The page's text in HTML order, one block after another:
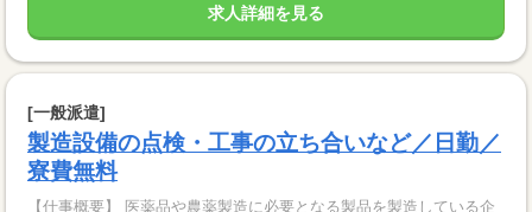
求人詳細を見る
[一般派遣]
製造設備の点検・工事の立ち合いなど／日勤／
寮費無料
【仕事概要】 医薬品や農薬製造に必要となる製品を製造している企